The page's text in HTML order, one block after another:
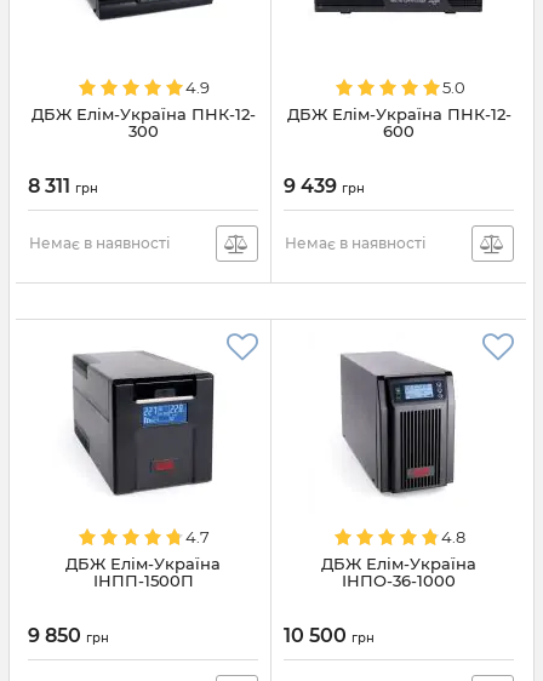
4.9
ДБЖ Елім-Україна ПНК-12-
300
8 311 грн
Немає в наявності
5.0
ДБЖ Елім-Україна ПНК-12-
600
9 439 грн
Немає в наявності
4.7
ДБЖ Елім-Україна
ІНПП-1500П
9 850 грн
4.8
ДБЖ Елім-Україна
ІНПО-36-1000
10 500 грн